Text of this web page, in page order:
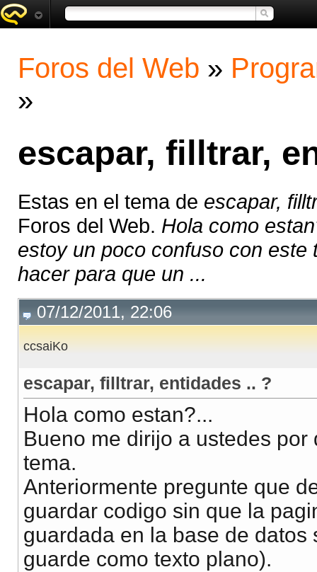
Foros del Web »
»
escapar, filltrar,
Estas en el tema de escapar,
Foros del Web. Hola como
estoy un poco confuso con este
hacer para que un ...
07/12/2011, 22:06
ccsaiKo
escapar, filltrar, entidades .. ?
Hola como estan?...
Bueno me dirijo a ustedes
tema.
Anteriormente pregunte que
guardar codigo sin que la
guardada en la base de
guarde como texto plano).